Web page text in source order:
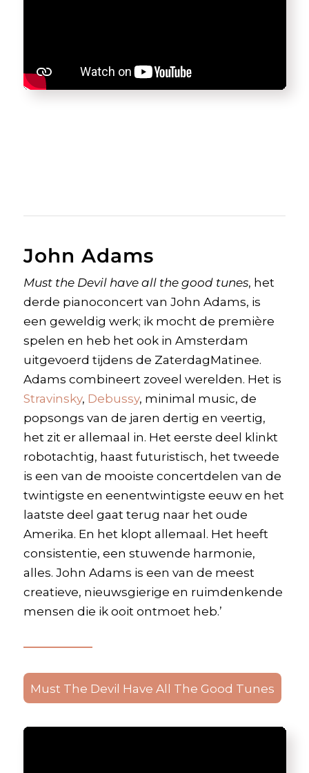
John Adams
Must the Devil have all the good tunes, het
derde pianoconcert van John Adams, is
een geweldig werk; ik mocht de première
spelen en heb het ook in Amsterdam
uitgevoerd tijdens de ZaterdagMatinee.
Adams combineert zoveel werelden. Het is
Stravinsky, Debussy, minimal music, de
popsongs van de jaren dertig en veertig,
het zit er allemaal in. Het eerste deel klinkt
robotachtig, haast futuristisch, het tweede
is een van de mooiste concertdelen van de
twintigste en eenentwintigste eeuw en het
laatste deel gaat terug naar het oude
Amerika. En het klopt allemaal. Het heeft
consistentie, een stuwende harmonie,
alles. John Adams is een van de meest
creatieve, nieuwsgierige en ruimdenkende
mensen die ik ooit ontmoet heb.’
Must The Devil Have All The Good Tunes